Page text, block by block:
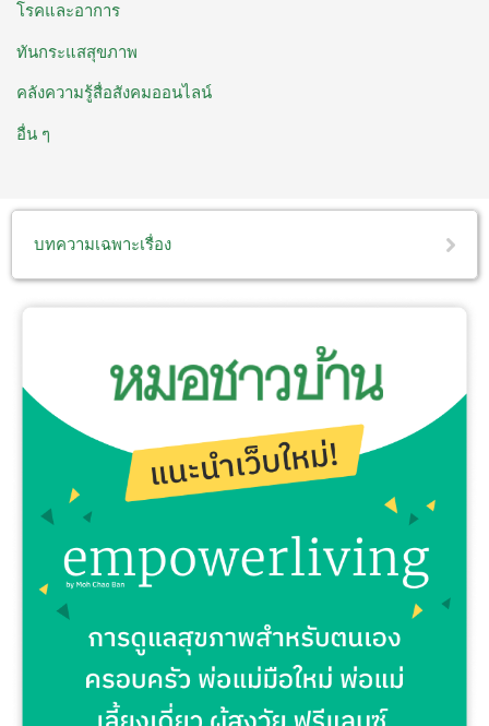
โรคและอาการ
ทันกระแสสุขภาพ
คลังความรู้สื่อสังคมออนไลน์
อื่น ๆ
บทความเฉพาะเรื่อง